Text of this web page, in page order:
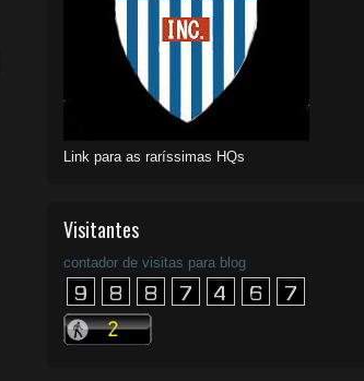
Link para as raríssimas HQs
Visitantes
contador de visitas para blog